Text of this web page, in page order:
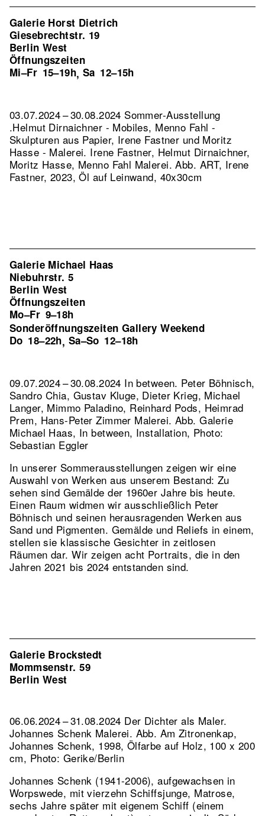
Galerie Horst Dietrich
Giesebrechtstr. 19
Berlin West
Öffnungszeiten
Mi–Fr 15–19h, Sa 12–15h
03.07.2024 – 30.08.2024 Sommer-Ausstellung
.Helmut Dirnaichner - Mobiles, Menno Fahl -
Skulpturen aus Papier, Irene Fastner und Moritz
Hasse - Malerei. Irene Fastner, Helmut Dirnaichner,
Moritz Hasse, Menno Fahl Malerei.Abb. ART, Irene
Fastner, 2023, Öl auf Leinwand, 40x30cm
Galerie Michael Haas
Niebuhrstr. 5
Berlin West
Öffnungszeiten
Mo–Fr 9–18h
Sonderöffnungszeiten Gallery Weekend
Do 18–22h, Sa–So 12–18h
09.07.2024 – 30.08.2024 In between. Peter Böhnisch,
Sandro Chia, Gustav Kluge, Dieter Krieg, Michael
Langer, Mimmo Paladino, Reinhard Pods, Heimrad
Prem, Hans-Peter Zimmer Malerei.Abb. Galerie
Michael Haas, In between, Installation, Photo:
Sebastian Eggler
In unserer Sommerausstellungen zeigen wir eine
Auswahl von Werken aus unserem Bestand: Zu
sehen sind Gemälde der 1960er Jahre bis heute.
Einen Raum widmen wir ausschließlich Peter
Böhnisch und seinen herausragenden Werken aus
Sand und Pigmenten. Gemälde und Reliefs in einem,
stellen sie klassische Gesichter in zeitlosen
Räumen dar. Wir zeigen acht Portraits, die in den
Jahren 2021 bis 2024 entstanden sind.
Galerie Brockstedt
Mommsenstr. 59
Berlin West
06.06.2024 – 31.08.2024 Der Dichter als Maler.
Johannes Schenk Malerei. Abb. Am Zitronenkap,
Johannes Schenk, 1998, Ölfarbe auf Holz, 100 x 200
cm, Photo: Gerike/Berlin
Johannes Schenk (1941-2006), aufgewachsen in
Worpswede, mit vierzehn Schiffsjunge, Matrose,
sechs Jahre später mit eigenem Schiff (einem